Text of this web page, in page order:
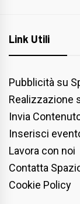
Link Utili
Pubblicità su
Realizzazione
Invia
Inserisci
Lavora con noi
Contatta
Cookie Policy